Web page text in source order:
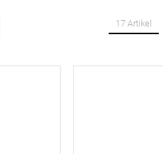
17 Artikel